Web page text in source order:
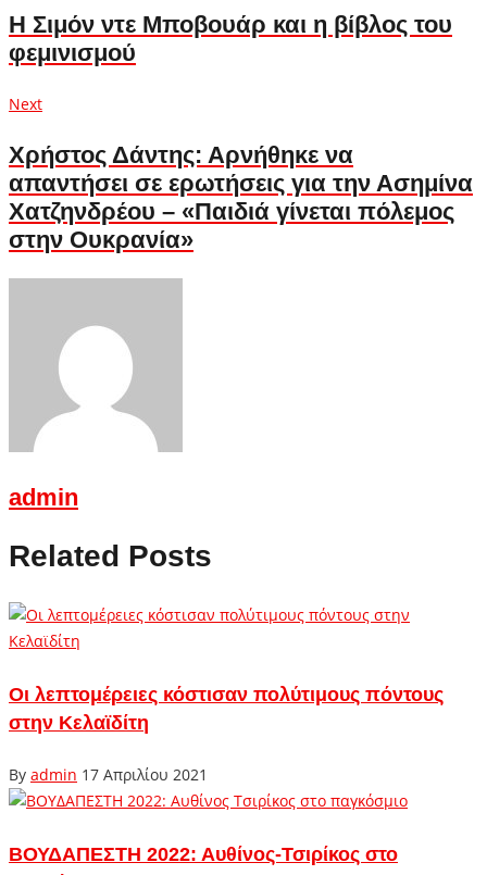
άρθρων
Η Σιμόν ντε Μποβουάρ και η βίβλος του
φεμινισμού
NextNext
Χρήστος Δάντης: Αρνήθηκε να
απαντήσει σε ερωτήσεις για την Ασημίνα
Χατζηνδρέου – «Παιδιά γίνεται πόλεμος
στην Ουκρανία»
admin
Related Posts
Οι λεπτομέρειες κόστισαν πολύτιμους πόντους
στην Κελαϊδίτη
By admin 17 Απριλίου 2021
ΒΟΥΔΑΠΕΣΤΗ 2022: Αυθίνος-Τσιρίκος στο